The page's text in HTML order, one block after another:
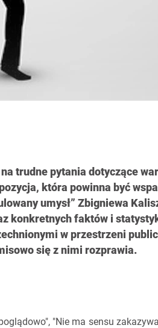
trudne pytania dotyczące
która powinna być
umysł” Zbigniewa
konkretnych faktów i
w przestrzeni
się z nimi rozprawia.
"Nie ma sensu